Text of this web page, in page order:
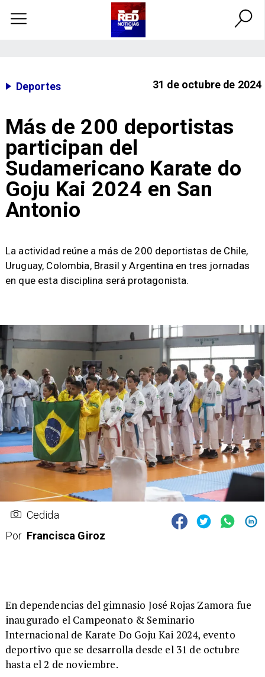
Deportes 31 de octubre de 2024
Más de 200 deportistas
participan del
Sudamericano Karate do
Goju Kai 2024 en San
Antonio
​La actividad reúne a más de 200 deportistas de Chile,
Uruguay, Colombia, Brasil y Argentina en tres jornadas
en que esta disciplina será protagonista.
Cedida
Por Francisca Giroz
​En dependencias del gimnasio José Rojas Zamora fue
inaugurado el Campeonato & Seminario
Internacional de Karate Do Goju Kai 2024, evento
deportivo que se desarrolla desde el 31 de octubre
hasta el 2 de noviembre.